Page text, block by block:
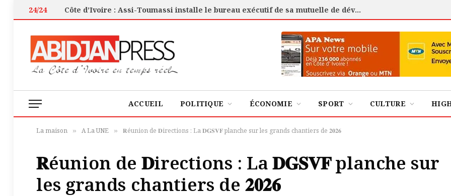
24/24 Côte d’Ivoire : Assi-Toumassi installe le bureau exécutif de sa mutuelle de développement
ACCUEIL POLITIQUE ÉCONOMIE SPORT CULTURE
La maison » A La UNE » 𝐑éunion de 𝐃irections : La 𝐃𝐆𝐒𝐕𝐅 planche sur les grands chantiers de 𝟐𝟎𝟐𝟔
𝐑éunion de 𝐃irections : La 𝐃𝐆𝐒𝐕𝐅 planche sur
les grands chantiers de 𝟐𝟎𝟐𝟔